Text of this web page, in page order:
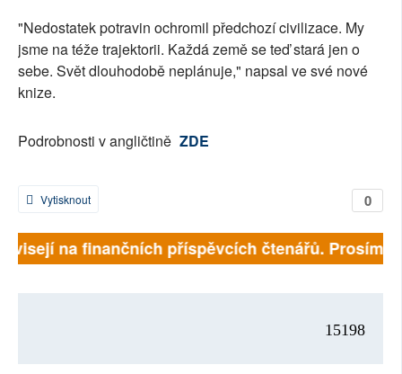
"Nedostatek potravin ochromil předchozí civilizace. My
jsme na téže trajektorii. Každá země se teď stará jen o
sebe. Svět dlouhodobě neplánuje," napsal ve své nové
knize.
Podrobnosti v angličtině ZDE
0
Vytisknout
na finančních příspěvcích čtenářů. Prosíme,
15198